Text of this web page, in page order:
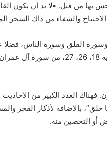
من قبل. •لا بد أن يكون
والشفاء من ذاك السحر
الفلق وسورة الناس،
العدد الكبير من الأحاديث
بالإضافة لأذكار الفجر
أو التحصين منة.